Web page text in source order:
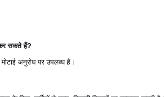
कर सकते हैं?
अनुरोध पर उपलब्ध हैं।